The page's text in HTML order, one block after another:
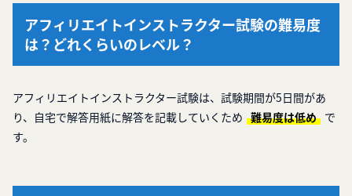
アフィリエイトインストラクター試験の難易度
は？どれくらいのレベル？
アフィリエイトインストラクター試験は、試験期間が5日間があ
り、自宅で解答用紙に解答を記載していくため 難易度は低め で
す。